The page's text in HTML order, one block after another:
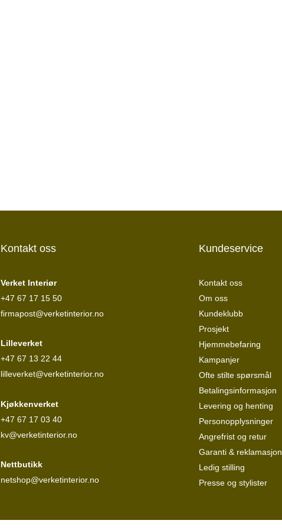
Kontakt oss
Verket Interiør
+47 67 17 15 50
firmapost@verketinterior.no
Lilleverket
+47 67 13 22 44
lilleverket@verketinterior.no
Kjøkkenverket
+47 67 17 03 40
kv@verketinterior.no
Nettbutikk
netshop@verketinterior.no
Kundeservice
Kontakt oss
Om oss
Kundeklubb
Prosjekt
Hjemmebefaring
Kampanjer
Ofte stilte spørsmål
Betalingsinformasjon
Levering og henting
Personopplysninger
Angrefrist og retur
Garanti & reklamasjon
Ledig stilling
Presse og stylister